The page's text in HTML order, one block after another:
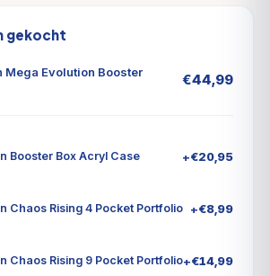
gekocht
Mega Evolution Booster
€44,99
Booster Box Acryl Case +€20,95
Chaos Rising 4 Pocket Portfolio +€8,99
Chaos Rising 9 Pocket Portfolio+€14,99